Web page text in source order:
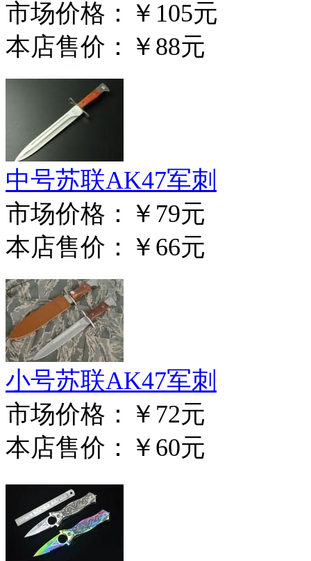
市场价格： ￥105元
本店售价： ￥88元
中号苏联AK47军刺
市场价格： ￥79元
本店售价： ￥66元
小号苏联AK47军刺
市场价格： ￥72元
本店售价： ￥60元